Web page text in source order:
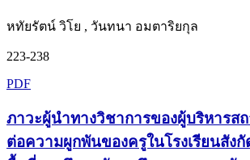
หทัยรัตน์ วิโย , วันทนา อมตาริยกุล
223-238
PDF
ภาวะผู้นำทางวิชาการของผู้บริหารส
ต่อความผูกพันของครูในโรงเรียนสัง